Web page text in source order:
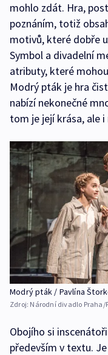
mohlo zdát. Hra,
poznáním, totiž
motivů, které dobře
Symbol a divadelní
atributy, které
Modrý pták je hra
nabízí nekonečné
tom je její krása, ale i
Modrý pták / Pavlína
Zdroj: Národní divadlo Praha/
Obojího si
především v textu.